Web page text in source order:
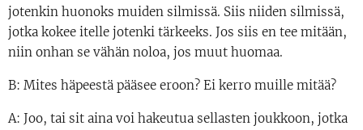
jotenkin huonoks muiden silmissä. Siis niiden silmissä,
jotka kokee itelle jotenki tärkeeks. Jos siis en tee mitään,
niin onhan se vähän noloa, jos muut huomaa.
B: Mites häpeestä pääsee eroon? Ei kerro muille mitää?
A: Joo, tai sit aina voi hakeutua sellasten joukkoon, jotka